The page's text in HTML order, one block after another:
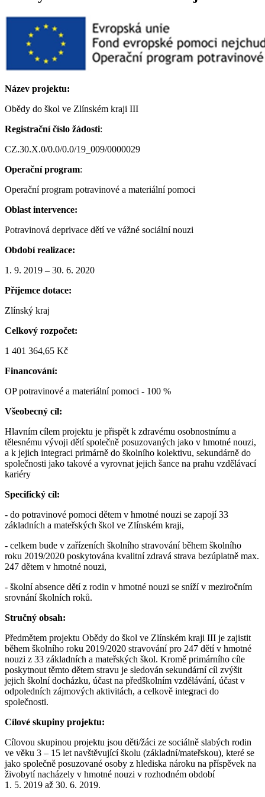
Název projektu:
Obědy do škol ve Zlínském kraji III
Registrační číslo žádosti:
CZ.30.X.0/0.0/0.0/19_009/0000029
Operační program:
Operační program potravinové a materiální pomoci
Oblast intervence:
Potravinová deprivace dětí ve vážné sociální nouzi
Období realizace:
1. 9. 2019 – 30. 6. 2020
Příjemce dotace:
Zlínský kraj
Celkový rozpočet:
1 401 364,65 Kč
Financování:
OP potravinové a materiální pomoci - 100 %
Všeobecný cíl:
Hlavním cílem projektu je přispět k zdravému osobnostnímu a
tělesnému vývoji dětí společně posuzovaných jako v hmotné nouzi,
a k jejich integraci primárně do školního kolektivu, sekundárně do
společnosti jako takové a vyrovnat jejich šance na prahu vzdělávací
kariéry
Specifický cíl:
- do potravinové pomoci dětem v hmotné nouzi se zapojí 33
základních a mateřských škol ve Zlínském kraji,
- celkem bude v zařízeních školního stravování během školního
roku 2019/2020 poskytována kvalitní zdravá strava bezúplatně max.
247 dětem v hmotné nouzi,
- školní absence dětí z rodin v hmotné nouzi se sníží v meziročním
srovnání školních roků.
Stručný obsah:
Předmětem projektu Obědy do škol ve Zlínském kraji III je zajistit
během školního roku 2019/2020 stravování pro 247 dětí v hmotné
nouzi z 33 základních a mateřských škol. Kromě primárního cíle
poskytnout těmto dětem stravu je sledován sekundární cíl zvýšit
jejich školní docházku, účast na předškolním vzdělávání, účast v
odpoledních zájmových aktivitách, a celkově integraci do
společnosti.
Cílové skupiny projektu:
Cílovou skupinou projektu jsou děti/žáci ze sociálně slabých rodin
ve věku 3 – 15 let navštěvující školu (základní/mateřskou), které se
jako společně posuzované osoby z hlediska nároku na příspěvek na
živobytí nacházely v hmotné nouzi v rozhodném období
1. 5. 2019 až 30. 6. 2019.